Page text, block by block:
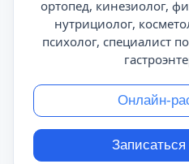
ортопед, кинезиолог,
нутрициолог,
психолог, специалист
Онлайн-